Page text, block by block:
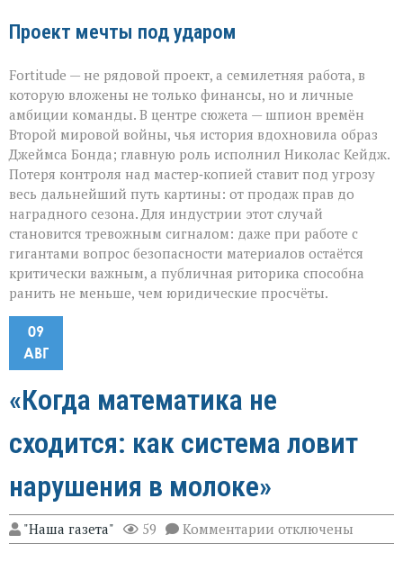
Проект мечты под ударом
Fortitude — не рядовой проект, а семилетняя работа, в
которую вложены не только финансы, но и личные
амбиции команды. В центре сюжета — шпион времён
Второй мировой войны, чья история вдохновила образ
Джеймса Бонда; главную роль исполнил Николас Кейдж.
Потеря контроля над мастер‑копией ставит под угрозу
весь дальнейший путь картины: от продаж прав до
наградного сезона. Для индустрии этот случай
становится тревожным сигналом: даже при работе с
гигантами вопрос безопасности материалов остаётся
критически важным, а публичная риторика способна
ранить не меньше, чем юридические просчёты.
09
АВГ
«Когда математика не
сходится: как система ловит
нарушения в молоке»
"Наша газета" 59 Комментарии к
записи
отключены